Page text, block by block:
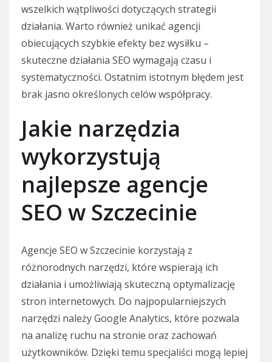
wszelkich wątpliwości dotyczących strategii
działania. Warto również unikać agencji
obiecujących szybkie efekty bez wysiłku –
skuteczne działania SEO wymagają czasu i
systematyczności. Ostatnim istotnym błędem jest
brak jasno określonych celów współpracy.
Jakie narzędzia
wykorzystują
najlepsze agencje
SEO w Szczecinie
Agencje SEO w Szczecinie korzystają z
różnorodnych narzędzi, które wspierają ich
działania i umożliwiają skuteczną optymalizację
stron internetowych. Do najpopularniejszych
narzędzi należy Google Analytics, które pozwala
na analizę ruchu na stronie oraz zachowań
użytkowników. Dzięki temu specjaliści mogą lepiej